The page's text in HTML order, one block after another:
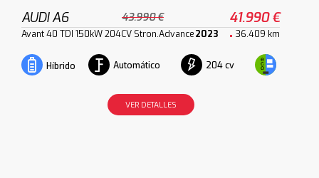
AUDI A6 43.990 € 41.990 €
Avant 40 TDI 150kW 204CV Stron.Advance2023 36.409 km
Híbrido Automático 204 cv
VER DETALLES